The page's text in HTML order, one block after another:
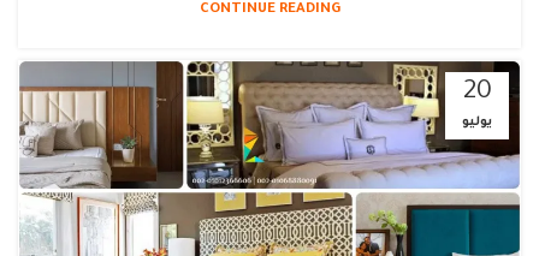
CONTINUE READING
20
يوليو